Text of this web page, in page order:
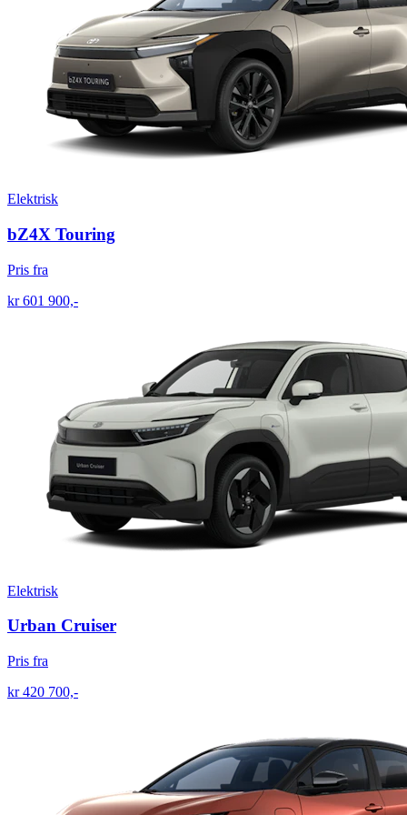
Elektrisk
bZ4X Touring
Pris fra
kr 601 900,-
Elektrisk
Urban Cruiser
Pris fra
kr 420 700,-